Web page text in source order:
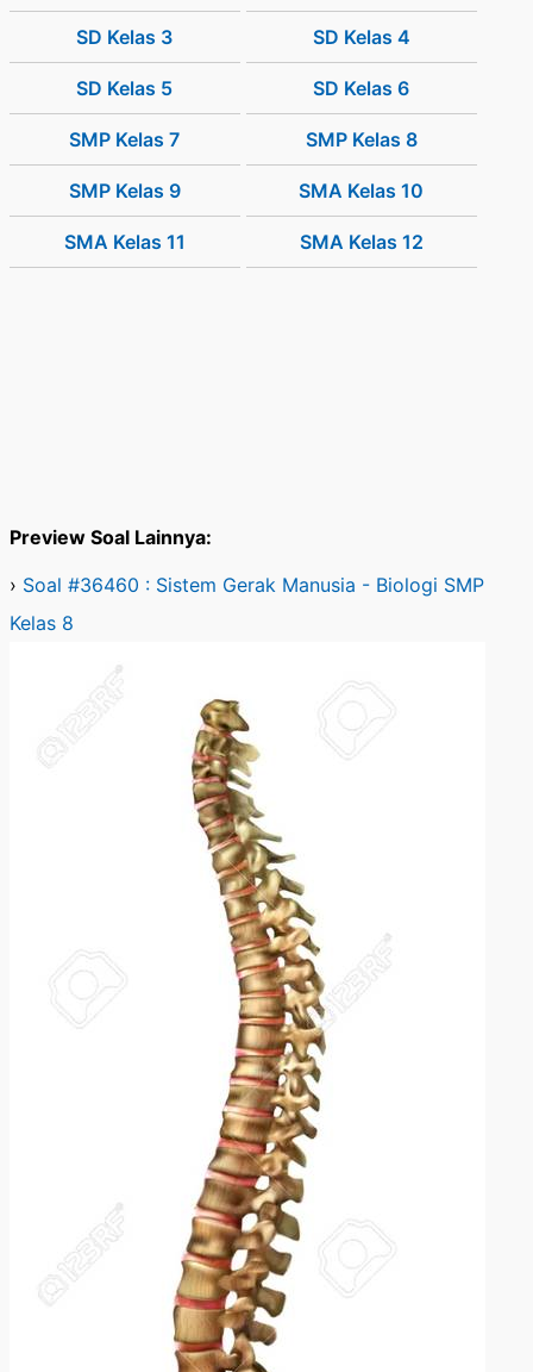
SD Kelas 3 SD Kelas 4
SD Kelas 5 SD Kelas 6
SMP Kelas 7 SMP Kelas 8
SMP Kelas 9 SMA Kelas 10
SMA Kelas 11 SMA Kelas 12
Preview Soal Lainnya:
› Soal #36460 : Sistem Gerak Manusia - Biologi SMP
Kelas 8